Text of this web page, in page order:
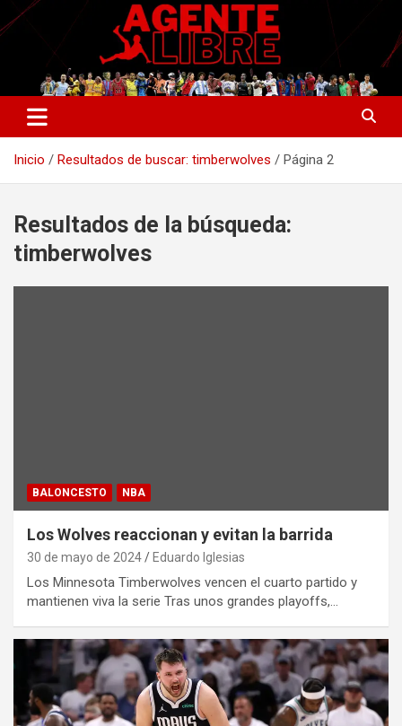
Saltar
al
Agente Libre Digital
La nueva generación del periodismo deportivo.
Inicio Resultados de buscar: timberwolves Página 2
Resultados de la búsqueda:
timberwolves
BALONCESTO NBA
Los Wolves reaccionan y evitan la barrida
30 de mayo de 2024 Eduardo Iglesias
Los Minnesota Timberwolves vencen el cuarto partido y
mantienen viva la serie Tras unos grandes playoffs,…